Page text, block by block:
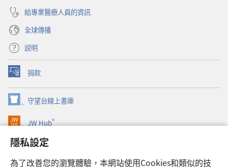
隱私設定
為了改善您的瀏覽體驗，本網站使用Cookies和類似的技
給專業醫療人員的資訊
全球傳播
説明
捐款
（開
啟
新
視
窗）
守望台線上書庫
（開
啟
新
窗）
JW Hub®
（開
啟
新
視
JW Library®